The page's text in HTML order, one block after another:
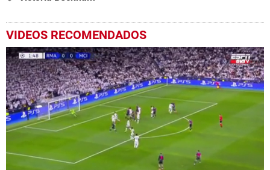
VIDEOS RECOMENDADOS